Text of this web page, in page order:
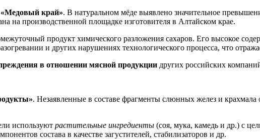
край». В натуральном мёде выявлено значительное
на производственной площадке изготовителя в Алтайском крае.
продукт химического разложения сахаров. Его высокое
и других нарушениях технологического процесса, что
в отношении мясной продукции других российских
. Незаявленные в составе фрагменты слюнных желез и
используют растительные ингредиенты (соя, мука, камедь и др.) с
состава в качестве загустителей, стабилизаторов и др.